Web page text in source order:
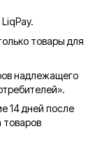
товары для
надлежащего
14 дней после
товаров